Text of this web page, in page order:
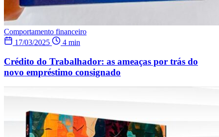
Comportamento financeiro
17/03/2025
4 min
Crédito do Trabalhador: as ameaças por trás do
novo empréstimo consignado